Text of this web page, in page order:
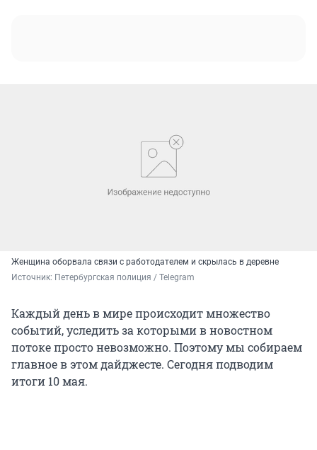
Женщина оборвала связи с работодателем и скрылась в деревне
Источник: Петербургская полиция / Telegram
Каждый день в мире происходит множество
событий, уследить за которыми в новостном
потоке просто невозможно. Поэтому мы собираем
главное в этом дайджесте. Сегодня подводим
итоги 10 мая.